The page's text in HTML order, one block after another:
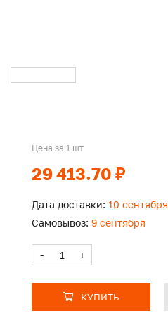
Цена за 1 шт
29 413.70 ₽
Дата доставки: 10 сентября
Самовывоз: 9 сентября
- +
КУПИТЬ